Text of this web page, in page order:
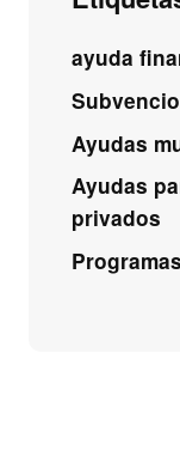
ayuda
Ayudas
Ayudas
privados